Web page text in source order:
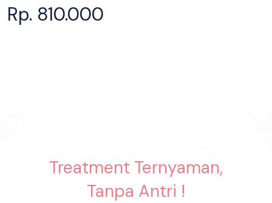
Rp. 810.000
Treatment Ternyaman,
Tanpa Antri !